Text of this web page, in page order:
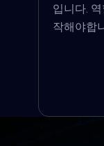
입니다.
작해야합